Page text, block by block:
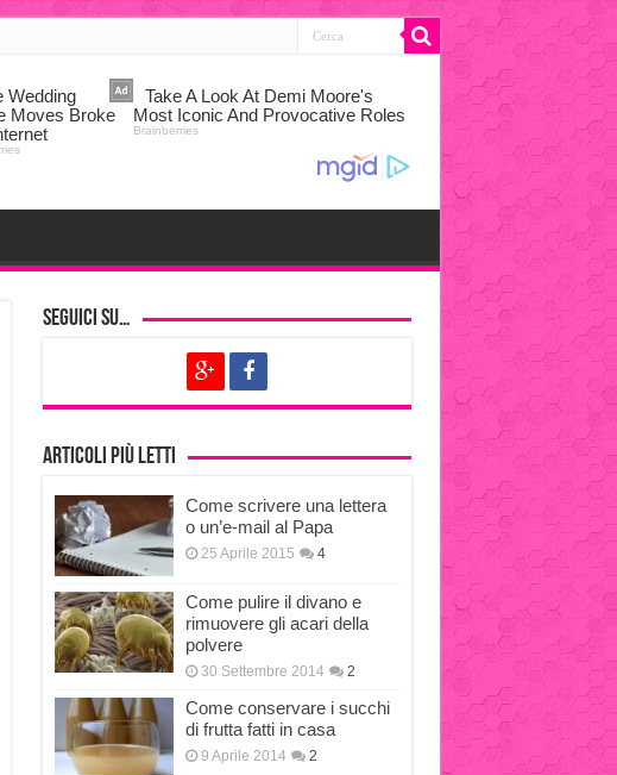
Seguici su…
Articoli più letti
Come scrivere una lettera
o un’e-mail al Papa
25 Aprile 2015 4
Come pulire il divano e
rimuovere gli acari della
polvere
30 Settembre 2014 2
Come conservare i succhi
di frutta fatti in casa
9 Aprile 2014 2